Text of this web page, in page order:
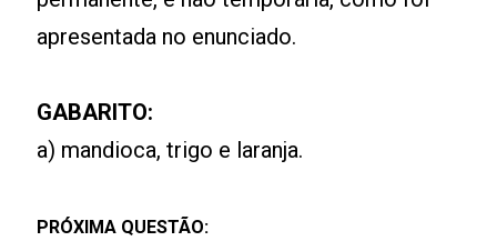
apresentada no enunciado.
GABARITO:
a) mandioca, trigo e laranja.
PRÓXIMA QUESTÃO: